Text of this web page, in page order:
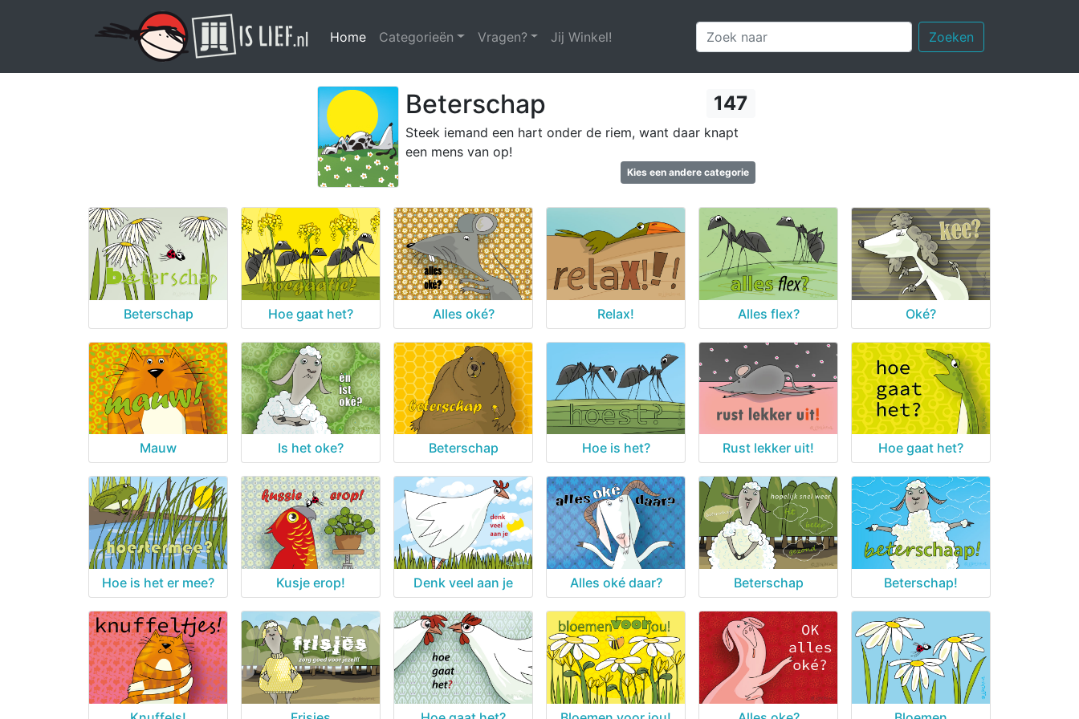
Home (huidige)
Categorieën Vragen? Jij Winkel! Zoeken
Beterschap 147
Steek iemand een hart onder de riem, want daar knapt
een mens van op!
Kies een andere categorie
Beterschap Hoe gaat het? Alles oké? Relax! Alles flex? Oké?
Mauw Is het oke? Beterschap Hoe is het? Rust lekker uit! Hoe gaat het?
Hoe is het er mee? Kusje erop! Denk veel aan je Alles oké daar? Beterschap Beterschap!